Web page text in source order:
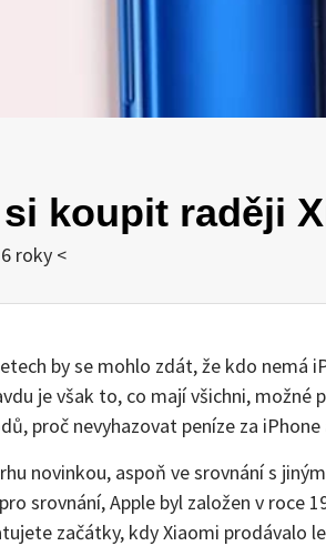
koupit raději
6 roky <
by se mohlo zdát, že kdo nemá
je však to, co mají všichni, možné
proč nevyhazovat peníze za
novinkou, aspoň ve srovnání s
srovnání, Apple byl založen v roce
začátky, kdy Xiaomi prodávalo